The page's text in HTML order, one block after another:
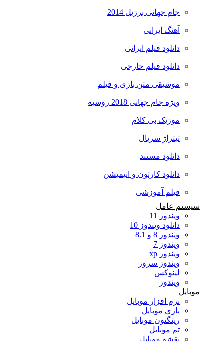
جام جهانی برزیل 2014
آهنگ ایرانی
دانلود فیلم ایرانی
دانلود فیلم خارجی
موسیقی متن بازی و فیلم
ویژه جام جهانی 2018 روسیه
موزیک بی کلام
تیتراژ سریال
دانلود مستند
دانلود کارتون و انیمیشن
فیلم آموزشی
سیستم عامل
ویندوز 11
دانلود ویندوز 10
ویندوز 8 و 8.1
ویندوز 7
ویندوز xp
ویندوز سرور
لینوکس
ویندوز
نرم افزار موبایل
بازی موبایل
رینگتون موبایل
تم موبایل
نقشه موبایل